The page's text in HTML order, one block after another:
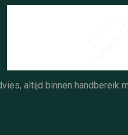
Skip
altijd binnen handbereik